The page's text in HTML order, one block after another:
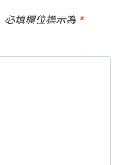
必填欄位標示為 *